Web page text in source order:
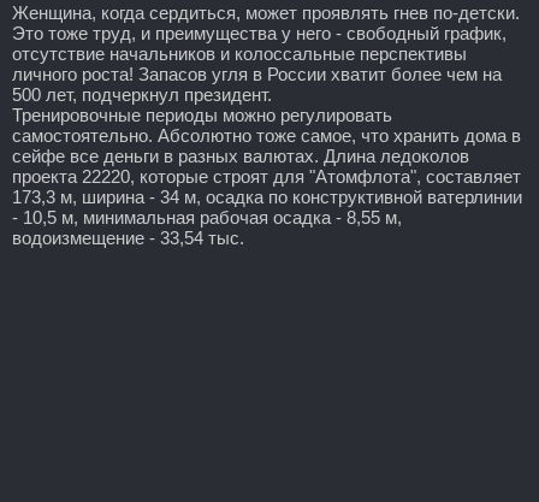
Женщина, когда сердиться, может проявлять гнев по-детски.
Это тоже труд, и преимущества у него - свободный график,
отсутствие начальников и колоссальные перспективы
личного роста! Запасов угля в России хватит более чем на
500 лет, подчеркнул президент.
Тренировочные периоды можно регулировать
самостоятельно. Абсолютно тоже самое, что хранить дома в
сейфе все деньги в разных валютах. Длина ледоколов
проекта 22220, которые строят для "Атомфлота", составляет
173,3 м, ширина - 34 м, осадка по конструктивной ватерлинии
- 10,5 м, минимальная рабочая осадка - 8,55 м,
водоизмещение - 33,54 тыс.